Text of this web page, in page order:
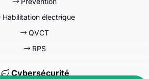
Habilitation électrique
QVCT
RPS
Cybersécurité